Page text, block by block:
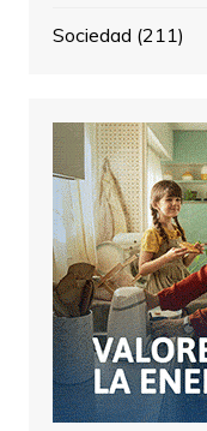
Sociedad (211)